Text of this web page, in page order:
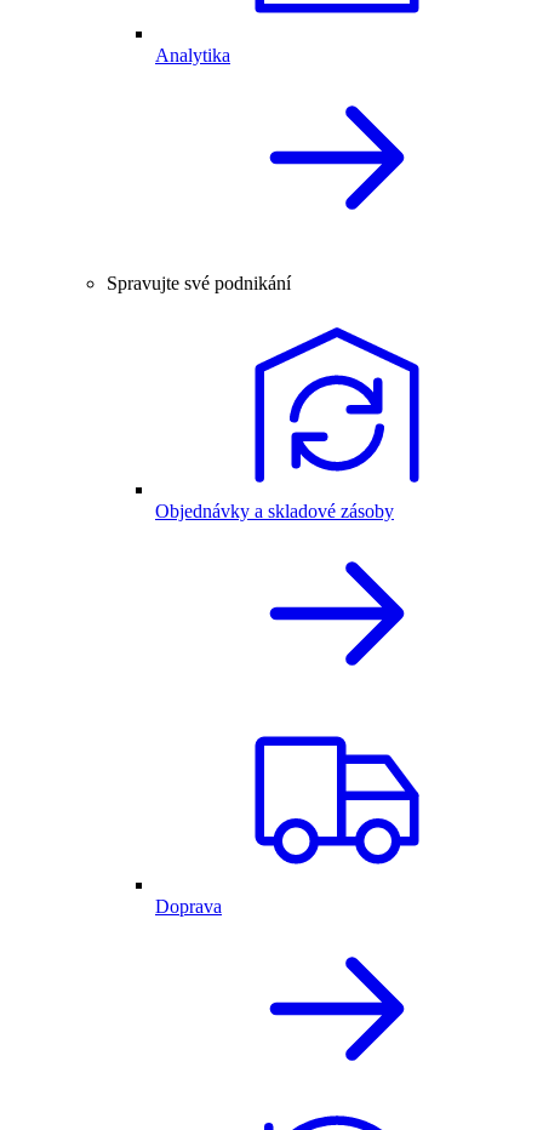
Analytika
Spravujte své podnikání
Objednávky a skladové zásoby
Doprava